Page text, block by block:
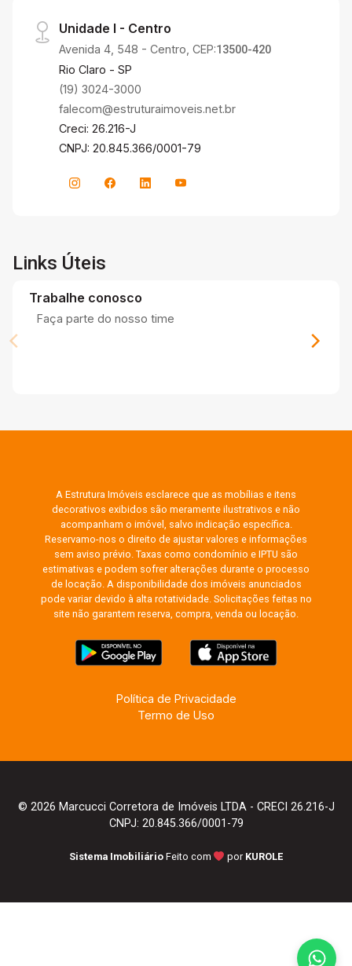
Unidade I - Centro
Avenida 4, 548 - Centro, CEP:13500-420
Rio Claro - SP
(19) 3024-3000
falecom@estruturaimoveis.net.br
Creci: 26.216-J
CNPJ: 20.845.366/0001-79
Links Úteis
Trabalhe conosco
Faça parte do nosso time
A Estrutura Imóveis esclarece que as mobílias e itens
decorativos exibidos são meramente ilustrativos e não
acompanham o imóvel, salvo indicação específica.
Reservamo-nos o direito de ajustar valores e informações
sem aviso prévio. Taxas como condomínio e IPTU são
estimativas e podem sofrer alterações durante o processo
de locação. A disponibilidade dos imóveis anunciados
pode variar devido à alta rotatividade. Solicitações feitas no
site não garantem reserva, compra, venda ou locação.
Política de Privacidade
Termo de Uso
© 2026 Marcucci Corretora de Imóveis LTDA - CRECI 26.216-J
CNPJ: 20.845.366/0001-79
Sistema Imobiliário Feito com por KUROLE